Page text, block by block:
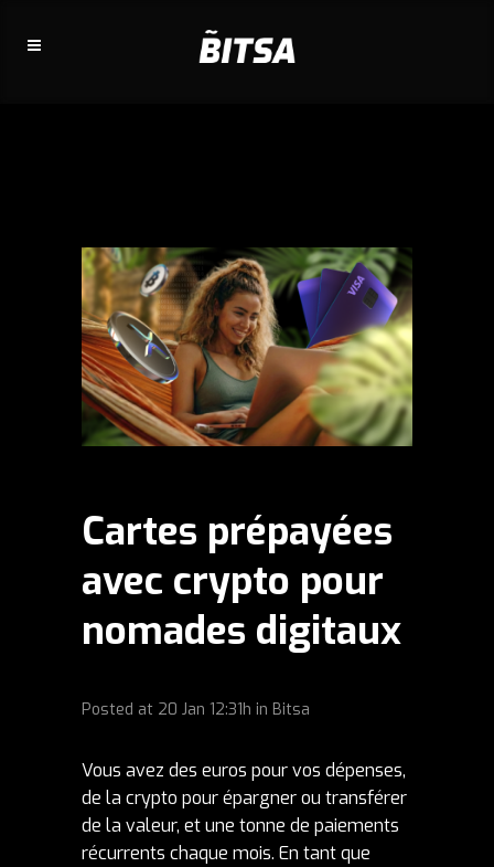
Cartes prépayées
avec crypto pour
nomades digitaux
Posted at 20 Jan 12:31h in Bitsa
Vous avez des euros pour vos dépenses,
de la crypto pour épargner ou transférer
de la valeur, et une tonne de paiements
récurrents chaque mois. En tant que